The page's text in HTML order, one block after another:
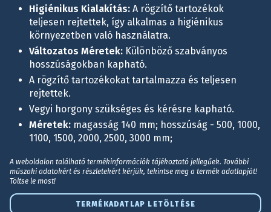
Higiénikus Kialakítás: A rögzítő tartozékok
teljesen rejtettek, így alkalmas a higiénikus
környezetben való használatra.
Változatos Méretek: Különböző szabványos
hosszúságokban kapható.
A rögzítő tartozékokat tartalmazza és teljesen
rejtettek.
Vegyi horgony szükséges és kérésre kapható.
Méretek: magasság 140 mm; hosszúság - 500, 1000,
1100, 1500, 2000, 2500, 3000 mm;
A weboldalon található termékinformációk tájékoztató jellegűek. További
műszaki adatokért és részletekért kérjük, tekintse meg a termék adatlapját!
Töltse le most!
TERMÉKADATLAP LETÖLTÉSE